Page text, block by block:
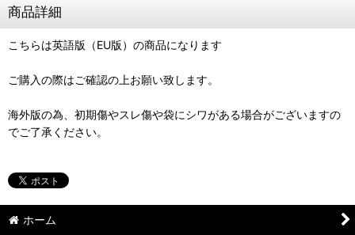
商品詳細
こちらは英語版（EU版）の商品になります
ご購入の際はご確認の上お願い致します。
海外版の為、初期傷やスレ傷や袋にシワがある場合がございますの
でご了承ください。
ホーム